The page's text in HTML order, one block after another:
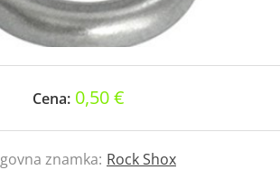
Cena: 0,50 €
znamka: Rock Shox